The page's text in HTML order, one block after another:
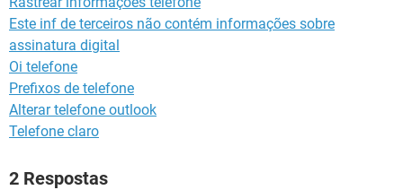
GUIA DE COMPRAS
Este inf de terceiros não contém informações sobre
assinatura digital
Oi telefone
Prefixos de telefone
Alterar telefone outlook
Telefone claro
2 Respostas